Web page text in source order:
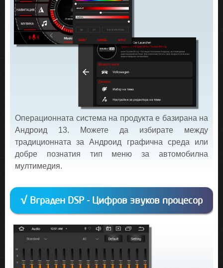
Операционната система на продукта е базирана на
Андроид 13. Можете да избирате между
традиционната за Андроид графична среда или
добре познатия тип меню за автомобилна
мултимедия.
√ Вграден DSP - Цифров звуков процесор